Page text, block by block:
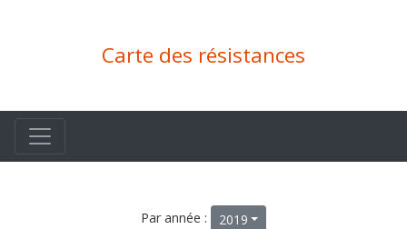
Carte des résistances
Par année : 2019